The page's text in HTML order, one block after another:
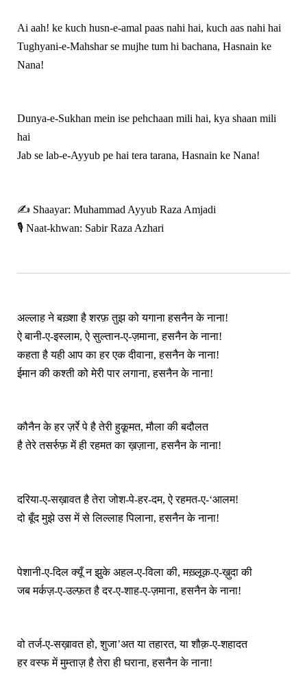
Ai aah! ke kuch husn‑e‑amal paas nahi hai, kuch aas nahi hai
Tughyani‑e‑Mahshar se mujhe tum hi bachana, Hasnain ke
Nana!
Dunya‑e‑Sukhan mein ise pehchaan mili hai, kya shaan mili
hai
Jab se lab‑e‑Ayyub pe hai tera tarana, Hasnain ke Nana!
✍️ Shaayar: Muhammad Ayyub Raza Amjadi
🎙️ Naat‑khwan: Sabir Raza Azhari
अल्लाह ने बख़्शा है शरफ़ तुझ को यगाना हसनैन के नाना!
ऐ बानी‑ए‑इस्लाम, ऐ सुल्तान‑ए‑ज़माना, हसनैन के नाना!
कहता है यही आप का हर एक दीवाना, हसनैन के नाना!
ईमान की कश्ती को मेरी पार लगाना, हसनैन के नाना!
कौनैन के हर ज़र्रे पे है तेरी हुकूमत, मौला की बदौलत
है तेरे तसर्रुफ़ में ही रहमत का ख़ज़ाना, हसनैन के नाना!
दरिया‑ए‑सख़ावत है तेरा जोश‑पे‑हर‑दम, ऐ रहमत‑ए‑‘आलम!
दो बूँद मुझे उस में से लिल्लाह पिलाना, हसनैन के नाना!
पेशानी‑ए‑दिल क्यूँ न झुके अहल‑ए‑विला की, मख़्लूक़‑ए‑ख़ुदा की
जब मर्कज़‑ए‑उल्फ़त है दर‑ए‑शाह‑ए‑ज़माना, हसनैन के नाना!
वो तर्ज‑ए‑सख़ावत हो, शुजा’अत या तहारत, या शौक़‑ए‑शहादत
हर वस्फ में मुम्ताज़ है तेरा ही घराना, हसनैन के नाना!